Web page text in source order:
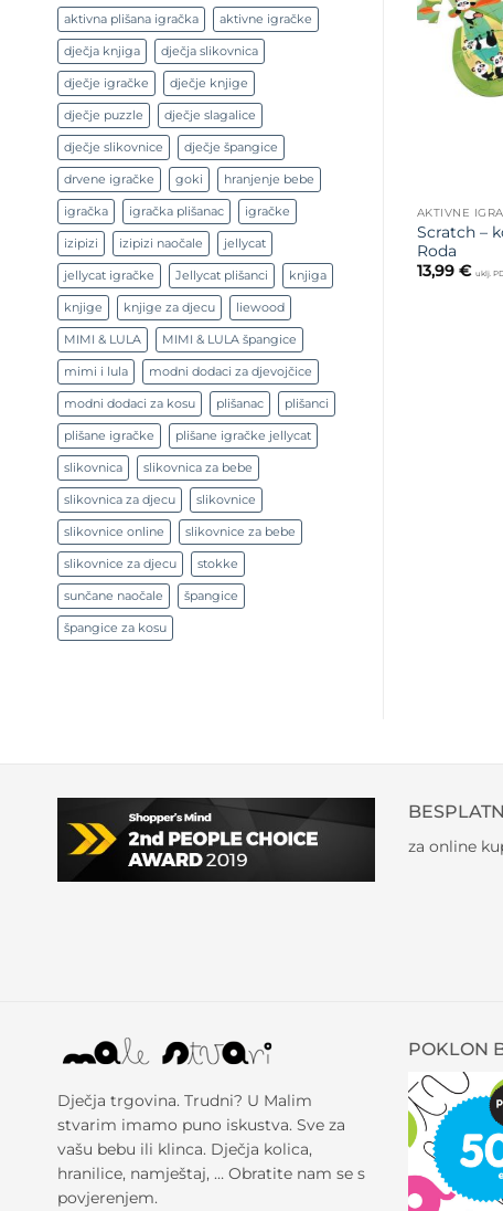
aktivna plišana igračka aktivne igračke
dječja knjiga dječja slikovnica
dječje igračke dječje knjige
dječje puzzle dječje slagalice
dječje slikovnice dječje špangice
drvene igračke goki hranjenje bebe
igračka igračka plišanac igračke
izipizi izipizi naočale jellycat
jellycat igračke Jellycat plišanci knjiga
knjige knjige za djecu liewood
MIMI & LULA MIMI & LULA špangice
mimi i lula modni dodaci za djevojčice
modni dodaci za kosu plišanac plišanci
plišane igračke plišane igračke jellycat
slikovnica slikovnica za bebe
slikovnica za djecu slikovnice
slikovnice online slikovnice za bebe
slikovnice za djecu stokke
sunčane naočale špangice
špangice za kosu
AKTIVNE
Scratch –
Roda
13,99 € uklj.
za online
Dječja trgovina. Trudni? U Malim
stvarim imamo puno iskustva. Sve za
vašu bebu ili klinca. Dječja kolica,
hranilice, namještaj, … Obratite nam se s
povjerenjem.
POKLON